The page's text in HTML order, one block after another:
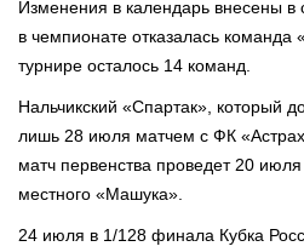
Изменения в календарь внесены в
в чемпионате отказалась команда
турнире осталось 14 команд.
Нальчикский «Спартак», который
лишь 28 июля матчем с ФК
матч первенства проведет 20
местного «Машука».
24 июля в 1/128 финала Кубка